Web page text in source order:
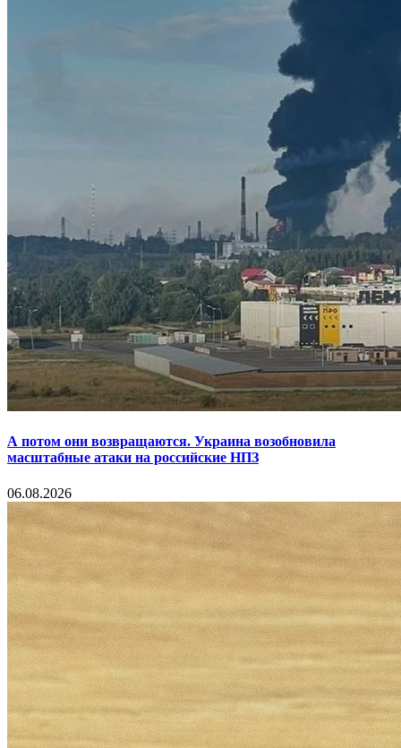
А потом они возвращаются. Украина возобновила
масштабные атаки на российские НПЗ
06.08.2026